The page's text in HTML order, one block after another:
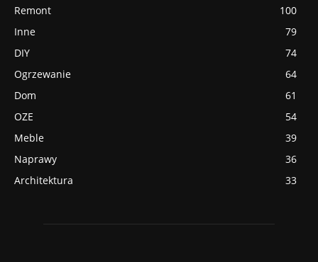
Remont
100
Inne
79
DIY
74
Ogrzewanie
64
Dom
61
OZE
54
Meble
39
Naprawy
36
Architektura
33